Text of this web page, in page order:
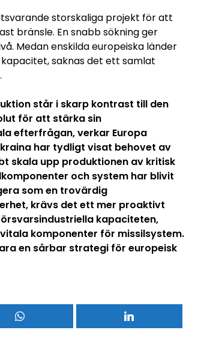
storskaliga projekt för att
bränsle. En snabb sökning ger
Medan enskilda europeiska länder
saknas det ett samlat
står i skarp kontrast till den
för att stärka sin
efterfrågan, verkar Europa
har tydligt visat behovet av
skala upp produktionen av kritisk
och system har blivit
som en trovärdig
krävs det ett mer proaktivt
kapaciteten,
komponenter för missilsystem.
en sårbar strategi för europeisk